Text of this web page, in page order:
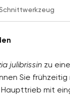
julibrissin zu
Sie frühzeitig
mit